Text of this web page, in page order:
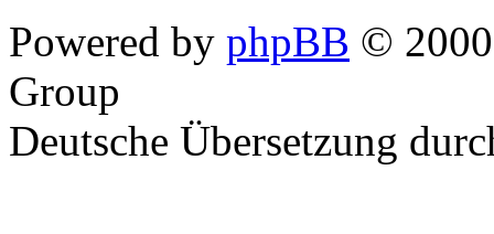
Powered by phpBB ©
Group
Deutsche Übersetzung